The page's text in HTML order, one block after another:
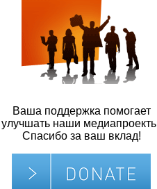
Ваша поддержка помогает
улучшать наши
Спасибо за ваш вклад!